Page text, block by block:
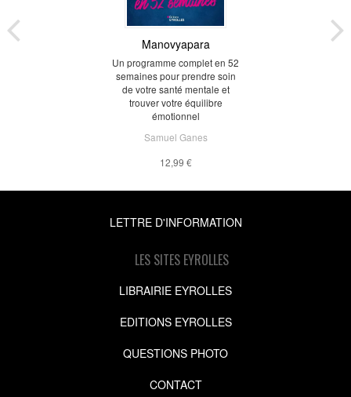
Manovyapara
Un programme complet en 52
semaines pour prendre soin
de votre santé mentale et
trouver votre équilibre
émotionnel
Samuel Ganes
12,99 €
LETTRE D'INFORMATION
LES SITES EYROLLES
LIBRAIRIE EYROLLES
EDITIONS EYROLLES
QUESTIONS PHOTO
CONTACT